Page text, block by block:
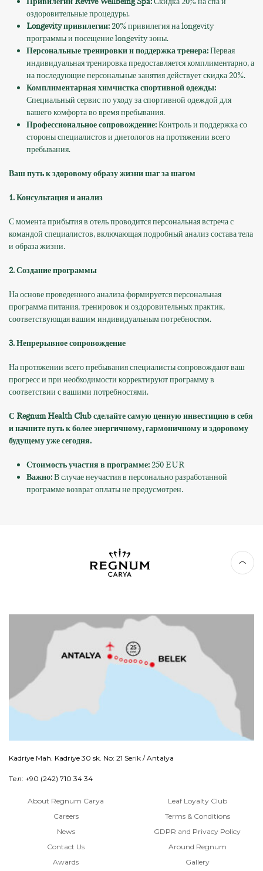
оздоровительные процедуры.
Longevity привилегии:20% привилегия на longevity
программы и посещение longevity зоны.
Персональные тренировки и поддержка тренера:Первая
индивидуальная тренировка предоставляется комплиментарно, а
на последующие персональные занятия действует скидка 20%.
Комплиментарная химчистка спортивной одежды:
Специальный сервис по уходу за спортивной одеждой для
вашего комфорта во время пребывания.
Профессиональное сопровождение:Контроль и поддержка со
стороны специалистов и диетологов на протяжении всего
пребывания.
Ваш путь к здоровому образу жизни шаг за шагом
1. Консультация и анализ
С момента прибытия в отель проводится персональная встреча с
командой специалистов, включающая подробный анализ состава тела
и образа жизни.
2. Создание программы
На основе проведенного анализа формируется персональная
программа питания, тренировок и оздоровительных практик,
соответствующая вашим индивидуальным потребностям.
3. Непрерывное сопровождение
На протяжении всего пребывания специалисты сопровождают ваш
прогресс и при необходимости корректируют программу в
соответствии с вашими потребностями.
С Regnum Health Club сделайте самую ценную инвестицию в себя
и начните путь к более энергичному, гармоничному и здоровому
будущему уже сегодня.
Стоимость участия в программе:250 EUR
Важно:В случае неучастия в персонально разработанной
программе возврат оплаты не предусмотрен.
Kadriye Mah. Kadriye 30 sk. No: 21 Serik / Antalya
Тел: +90 (242) 710 34 34
About Regnum Carya
Careers
News
Contact Us
Awards
Leaf Loyalty Club
Terms & Conditions
GDPR and Privacy Policy
Around Regnum
Gallery